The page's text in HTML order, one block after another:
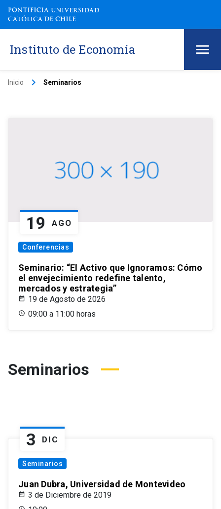
Instituto de Economía
Inicio keyboard_arrow_right Seminarios
19 AGO
Conferencias
Seminario: “El Activo que Ignoramos: Cómo
el envejecimiento redefine talento,
mercados y estrategia”
19 de Agosto de 2026
09:00 a 11:00 horas
Seminarios
3 DIC
Seminarios
Juan Dubra, Universidad de Montevideo
3 de Diciembre de 2019